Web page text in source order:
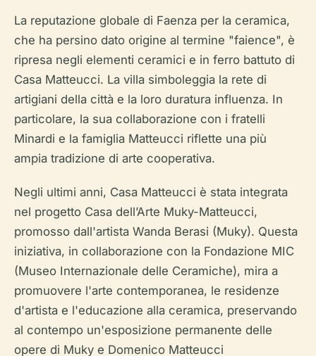
La reputazione globale di Faenza per la ceramica,
che ha persino dato origine al termine "faience", è
ripresa negli elementi ceramici e in ferro battuto di
Casa Matteucci. La villa simboleggia la rete di
artigiani della città e la loro duratura influenza. In
particolare, la sua collaborazione con i fratelli
Minardi e la famiglia Matteucci riflette una più
ampia tradizione di arte cooperativa.
Negli ultimi anni, Casa Matteucci è stata integrata
nel progetto Casa dell’Arte Muky-Matteucci,
promosso dall'artista Wanda Berasi (Muky). Questa
iniziativa, in collaborazione con la Fondazione MIC
(Museo Internazionale delle Ceramiche), mira a
promuovere l'arte contemporanea, le residenze
d'artista e l'educazione alla ceramica, preservando
al contempo un'esposizione permanente delle
opere di Muky e Domenico Matteucci